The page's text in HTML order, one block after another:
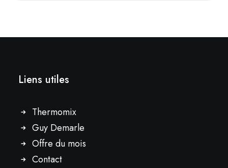
Liens utiles
Thermomix
Guy Demarle
Offre du mois
Contact